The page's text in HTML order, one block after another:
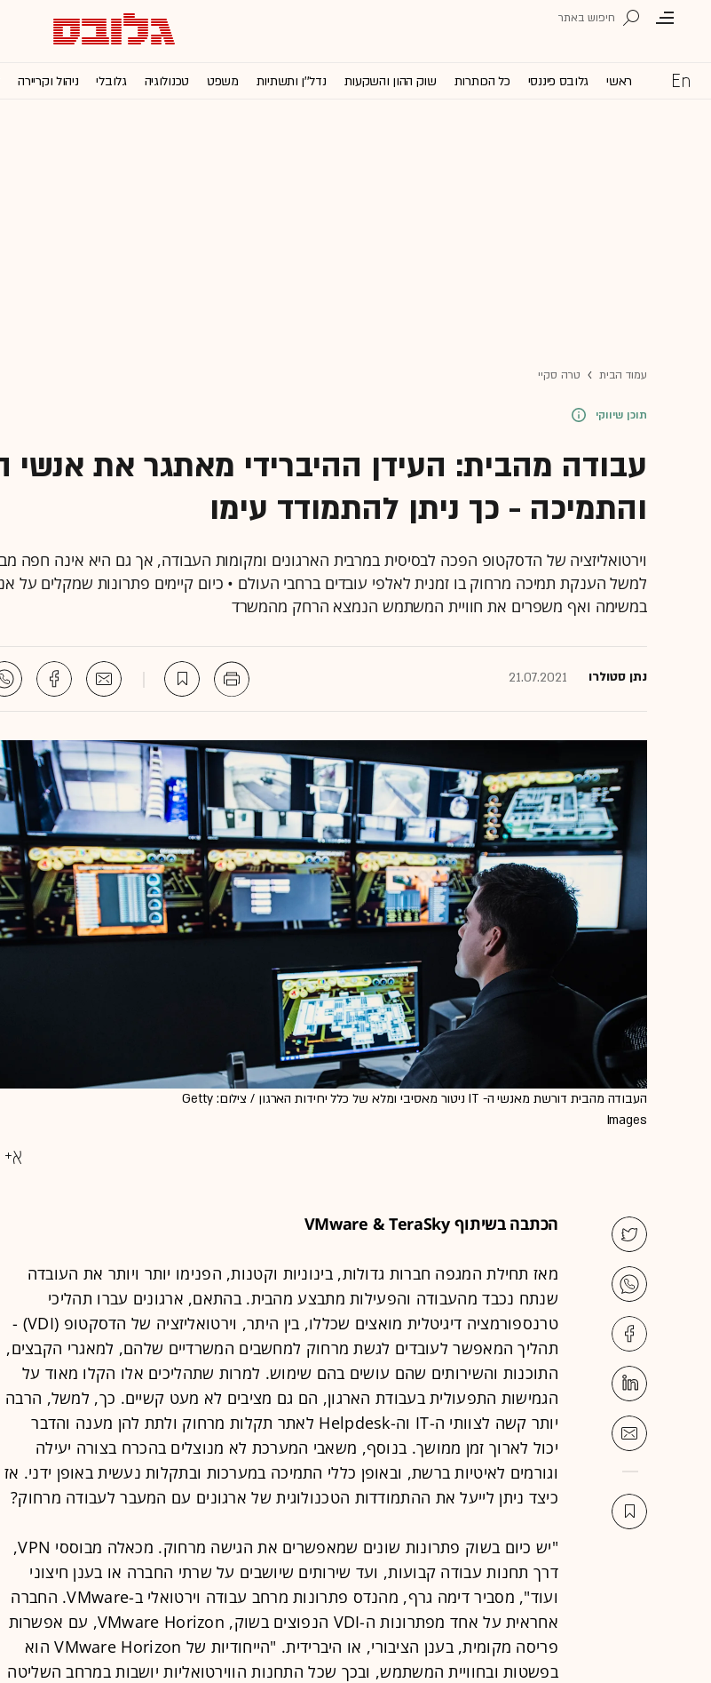
ראשי גלובס פיננסי כל הכותרות שוק ההון והשקעות נדל''ן ותשתיות משפט טכנולוגיה גלובלי ניהול וקריירה
עמוד הבית טרה סקיי
תוכן שיווקי
והתמיכה - כך ניתן להתמודד עימו
וירטואליזציה של הדסקטופ הפכה לבסיסית במרבית הארגונים ומקומות העבודה, אך גם היא אינה חפה
במשימה ואף משפרים את חוויית המשתמש הנמצא הרחק מהמשרד
נתן סטולרו 21.07.2021
העבודה מהבית דורשת מאנשי ה- IT ניטור מאסיבי ומלא של כלל יחידות הארגון / צילום: Getty
Images
הכתבה בשיתוף VMware & TeraSky
מאז תחילת המגפה חברות גדולות, בינוניות וקטנות, הפנימו יותר ויותר את העובדה
שנתח נכבד מהעבודה והפעילות מתבצע מהבית. בהתאם, ארגונים עברו תהליכי
טרנספורמציה דיגיטלית מואצים שכללו, בין היתר, וירטואליזציה של הדסקטופ (VDI) -
תהליך המאפשר לעובדים לגשת מרחוק למחשבים המשרדיים שלהם, למאגרי הקבצים,
התוכנות והשירותים שהם עושים בהם שימוש. למרות שתהליכים אלו הקלו מאוד על
הגמישות התפעולית בעבודת הארגון, הם גם מציבים לא מעט קשיים. כך, למשל, הרבה
יותר קשה לצוותי ה-IT וה-Helpdesk לאתר תקלות מרחוק ולתת להן מענה והדבר
יכול לארוך זמן ממושך. בנוסף, משאבי המערכת לא מנוצלים בהכרח בצורה יעילה
וגורמים לאיטיות ברשת, ובאופן כללי התמיכה במערכות ובתקלות נעשית באופן ידני. אז
כיצד ניתן לייעל את ההתמודדות הטכנולוגית של ארגונים עם המעבר לעבודה מרחוק?
"יש כיום בשוק פתרונות שונים שמאפשרים את הגישה מרחוק. מכאלה מבוססי VPN,
דרך תחנות עבודה קבועות, ועד שירותים שיושבים על שרתי החברה או בענן חיצוני
ועוד", מסביר דימה גרף, מהנדס פתרונות מרחב עבודה וירטואלי ב-VMware. החברה
אחראית על אחד מפתרונות ה-VDI הנפוצים בשוק, VMware Horizon, עם אפשרות
פריסה מקומית, בענן הציבורי, או היברידית. "הייחודיות של VMware Horizon הוא
בפשטות ובחוויית המשתמש, ובכך שכל התחנות הווירטואליות יושבות במרחב השליטה